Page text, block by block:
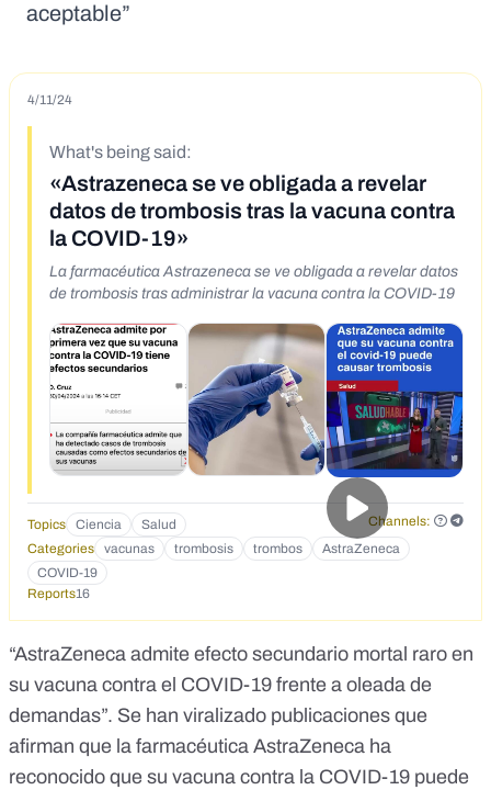
aceptable”
4/11/24
What's being said:
«Astrazeneca se ve obligada a revelar
datos de trombosis tras la vacuna contra
la COVID-19»
La farmacéutica Astrazeneca se ve obligada a revelar datos
de trombosis tras administrar la vacuna contra la COVID-19
Topics Ciencia Salud
Channels:
Categories
vacunas trombosis trombos
AstraZeneca
COVID-19
Reports16
“AstraZeneca admite efecto secundario mortal raro en
su vacuna contra el COVID-19 frente a oleada de
demandas”. Se han viralizado publicaciones que
afirman que la farmacéutica AstraZeneca ha
reconocido que su vacuna contra la COVID-19 puede